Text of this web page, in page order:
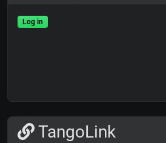
Log in
TangoLink